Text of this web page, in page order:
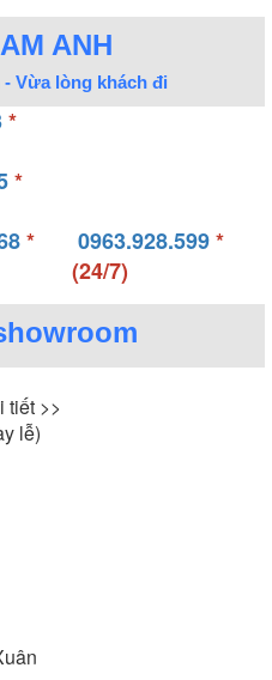
ANH
Vừa lòng khách đi
*
*
*
0963.928.599*
(24/7)
tiết >>
lễ)